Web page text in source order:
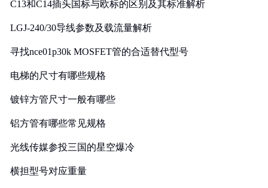
C13和C14插头国标与欧标的区别及其标准解析
LGJ-240/30导线参数及载流量解析
寻找nce01p30k MOSFET管的合适替代型号
电梯的尺寸有哪些规格
镀锌方管尺寸一般有哪些
铝方管有哪些常见规格
光线传媒参投三国的星空爆冷
横担型号对应重量